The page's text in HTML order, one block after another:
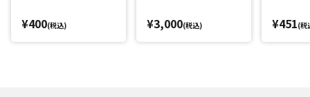
¥400(税込) ¥3,000(税込) ¥451(税